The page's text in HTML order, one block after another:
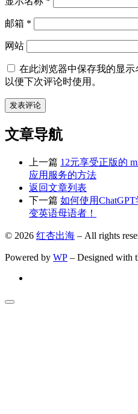
邮箱 *
网站
在此浏览器中保存我的显示
以便下次评论时使用。
文章导航
上一篇 12元享受正版的
应用服务的方法
返回文章列表
下一篇 如何使用
变英语母语者！
© 2026 红杏出海 – All rights
Powered by WP – Designed with